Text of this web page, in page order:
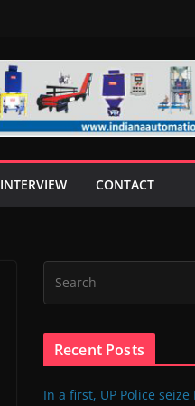
INTERVIEW CONTACT
Recent Posts
In a first, UP Police seize